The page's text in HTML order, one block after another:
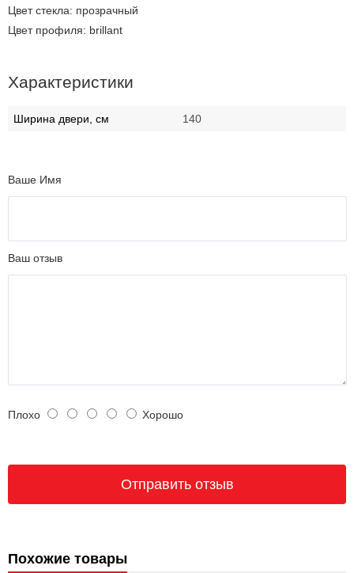
Цвет стекла: прозрачный
Цвет профиля: brillant
Характеристики
Ширина двери, см 140
Ваше Имя
Ваш отзыв
Плохо Хорошо
Похожие товары